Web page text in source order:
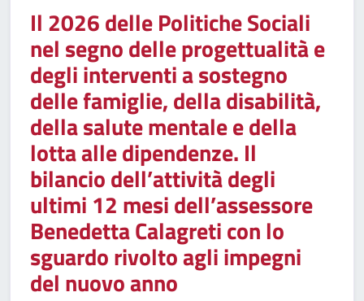
Il 2026 delle Politiche Sociali
nel segno delle progettualità e
degli interventi a sostegno
delle famiglie, della disabilità,
della salute mentale e della
lotta alle dipendenze. Il
bilancio dell’attività degli
ultimi 12 mesi dell’assessore
Benedetta Calagreti con lo
sguardo rivolto agli impegni
del nuovo anno